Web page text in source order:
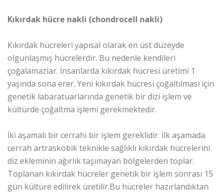
Kıkırdak hücre nakli (chondrocell nakli)
Kıkırdak hücreleri yapısal olarak en üst düzeyde
olgunlaşmış hücrelerdir. Bu nedenle kendileri
çoğalamazlar. İnsanlarda kıkırdak hücresi üretimi 1
yaşında sona erer. Yeni kıkırdak hücresi çoğaltılması için
genetik labaratuarlarında genetik bir dizi işlem ve
kültürde çoğaltma işlemi gerekmektedir.
İki aşamalı bir cerrahi bir işlem gereklidir. İlk aşamada
cerrah artraskobik teknikle sağlıklı kıkırdak hücrelerini
diz ekleminin ağırlık taşımayan bölgelerden toplar.
Toplanan kıkırdak hücreler genetik bir işlem sonrası 15
gün kültüre edilirek üretilir.Bu hücreler hazırlandıktan